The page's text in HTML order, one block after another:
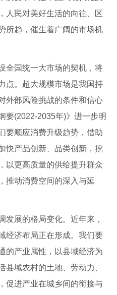
人民对美好生活的向往、区
所趋，催生着广阔的市场机
国统一大市场的契机，将
点。超大规模市场是我国持
外部风险挑战的条件和信心
要(2022-2035年)》进一步明
要顺应消费升级趋势，借助
快产品创新、品类创新，挖
以更高质量的供给提升群众
推动消费空间的深入与延
展的格局变化。近年来，
经济布局正在形成。我们要
的产业属性，以县域经济为
县域农村的土地、劳动力、
促进产业在城乡间的衔接与